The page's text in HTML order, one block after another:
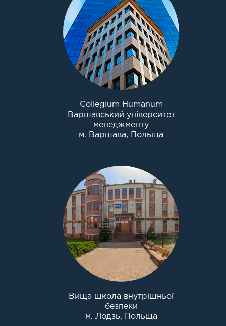
Collegium Humanum
Варшавський університет
менеджменту
м. Варшава, Польща
Вища школа внутрішньої
безпеки
м. Лодзь, Польща